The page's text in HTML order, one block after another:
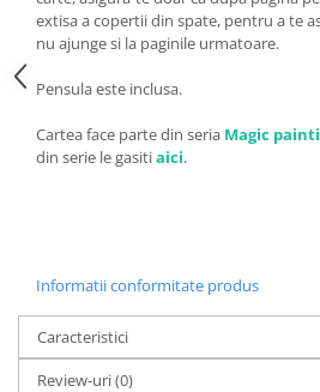
extisa a copertii din spate, pentru a te
nu ajunge si la paginile urmatoare.
Pensula este inclusa.
Cartea face parte din seria Magic
din serie le gasitiaici.
Informatii conformitate produs
Caracteristici
Review-uri(0)